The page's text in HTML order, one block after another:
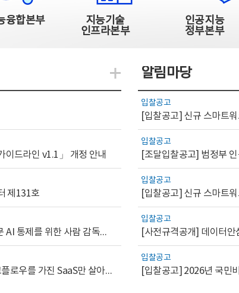
융합본부
지능기술
인프라본부
인공지능
정부본부
이드라인 v1.1」 개정 안내
제131호
[AI.GOV 이슈리포트 2026-1호]공공부문 AI 통제를 위한 사람 감독의 해외 사례 분석 및 시사점
[디지털서비스 이슈리포트2026-7] 워크플로우를 가진 SaaS만 살아남는다
지식관련 더보기
알림마당
입찰공고
[입찰공고] 신규 스마트
입찰공고
[조달입찰공고] 범정부
입찰공고
[입찰공고] 신규 스마트
입찰공고
입찰공고
[입찰공고] 2026년 국민